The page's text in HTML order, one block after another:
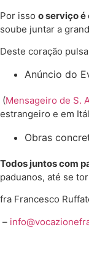
Por isso o serviço
soube juntar a
Deste coração
Anúncio do
(Mensageiro de S.
estrangeiro e em
Obras
Todos juntos com
paduanos, até se
fra Francesco
–